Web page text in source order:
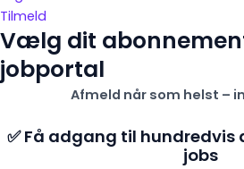
Tilmeld
Vælg dit
jobportal
Afmeld når som helst –
✅ Få adgang til
jobs